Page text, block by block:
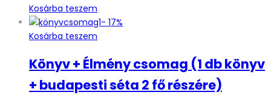
Kosárba teszem
- 17%
Kosárba teszem
Könyv + Élmény csomag (1 db könyv
+ budapesti séta 2 fő részére)